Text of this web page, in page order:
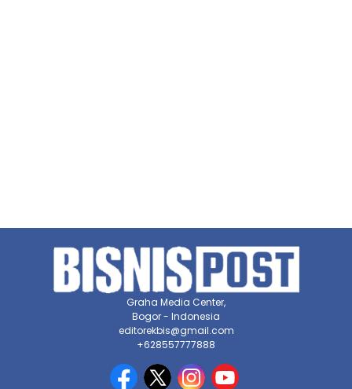
Graha Media Center,
Bogor - Indonesia
editorekbis@gmail.com
+628557777888